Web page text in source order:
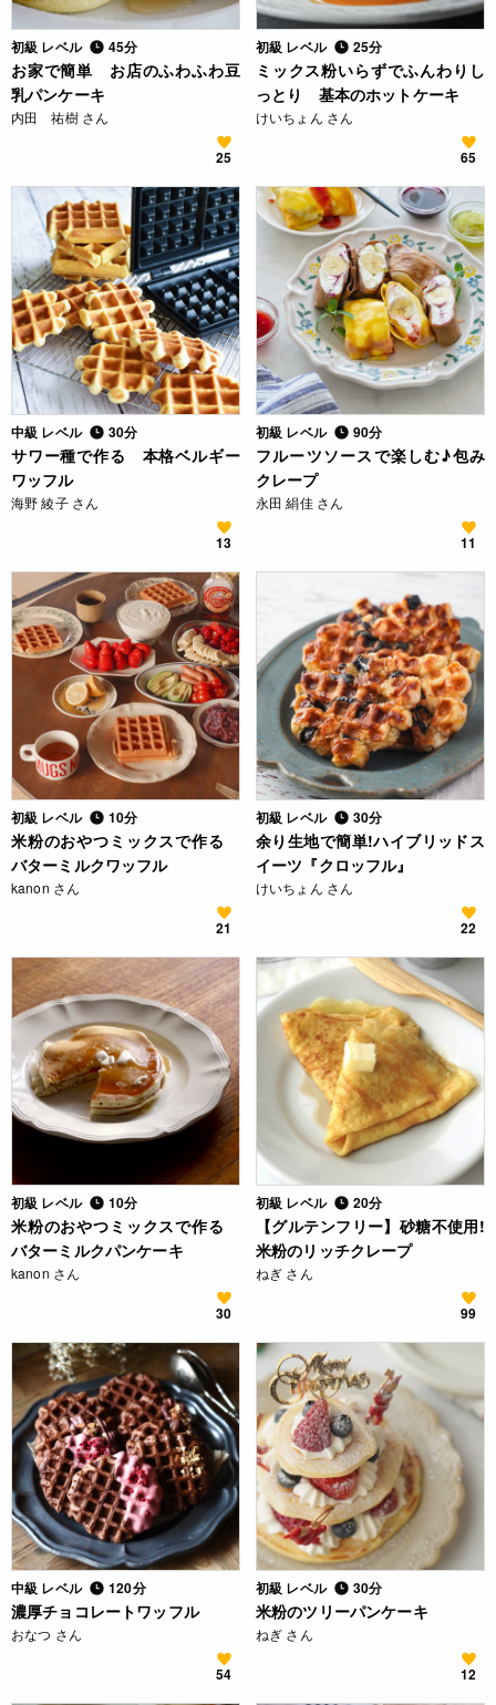
初級 レベル 45分
お家で簡単 お店のふわふわ豆
乳パンケーキ
内田 祐樹 さん
25
初級 レベル 25分
ミックス粉いらずでふんわりし
っとり 基本のホットケーキ
けいちょん さん
65
中級 レベル 30分
サワー種で作る 本格ベルギー
ワッフル
海野 綾子 さん
13
初級 レベル 90分
フルーツソースで楽しむ♪包み
クレープ
永田 絹佳 さん
11
初級 レベル 10分
米粉のおやつミックスで作る
バターミルクワッフル
kanon さん
21
初級 レベル 30分
余り生地で簡単!ハイブリッドス
イーツ『クロッフル』
けいちょん さん
22
初級 レベル 10分
米粉のおやつミックスで作る
バターミルクパンケーキ
kanon さん
30
初級 レベル 20分
【グルテンフリー】砂糖不使用!
米粉のリッチクレープ
ねぎ さん
99
中級 レベル 120分
濃厚チョコレートワッフル
おなつ さん
54
初級 レベル 30分
米粉のツリーパンケーキ
ねぎ さん
12